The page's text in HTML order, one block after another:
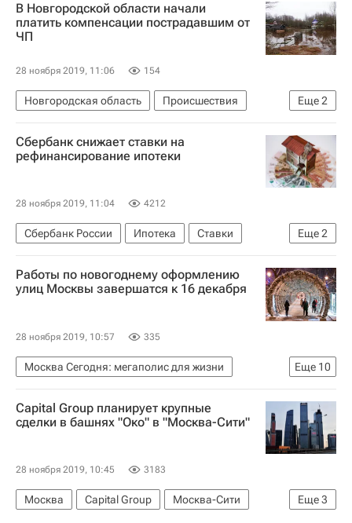
ЖКХ
Долги
Городское хозяйство Москвы
Комплекс городского хозяйства Москвы
В Новгородской области начали
платить компенсации пострадавшим от
ЧП
28 ноября 2019, 11:06 154
Еще2
Новгородская область
Происшествия
Андрей Никитин (политик)
Жилье
Сбербанк снижает ставки на
рефинансирование ипотеки
28 ноября 2019, 11:04 4212
Еще2
Сбербанк России Ипотека
Ставки
Жилье
Банки
Работы по новогоднему оформлению
улиц Москвы завершатся к 16 декабря
28 ноября 2019, 10:57 335
Еще 10
Москва Сегодня: мегаполис для жизни
Москва
Городская среда
Городское хозяйство Москвы
Мосгаз
Гормост
Мосводосток
Автомобильные дороги
Москоллектор
ЖКХ
Capital Group планирует крупные
сделки в башнях "Око" в "Москва-Сити"
28 ноября 2019, 10:45 3183
Еще3
Москва Capital Group
Москва-Сити